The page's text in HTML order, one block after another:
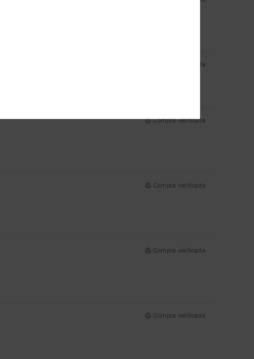
Compra verificada
Compra verificada
Compra verificada
Compra verificada
Compra verificada